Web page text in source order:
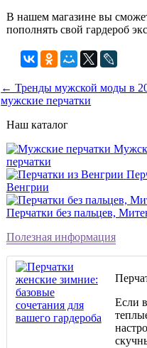
В нашем магазине вы
пополнять свой гардероб
← Тренды мужской моды в
мужские перчатки
Наш каталог
перчатки
Венгрии
Перчатки без пальцев,
Полезная информация
Если